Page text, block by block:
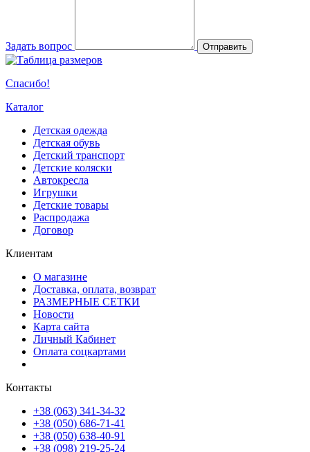
Задать вопрос Отправить
Спасибо!
Каталог
Детская одежда
Детская обувь
Детский транспорт
Детские коляски
Автокресла
Игрушки
Детские товары
Распродажа
Договор
Клиентам
О магазине
Доставка, оплата, возврат
РАЗМЕРНЫЕ СЕТКИ
Новости
Карта сайта
Личный Кабинет
Оплата соцкартами
Контакты
+38 (063) 341-34-32
+38 (050) 686-71-41
+38 (050) 638-40-91
+38 (098) 219-25-24